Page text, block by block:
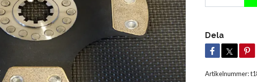
Dela
Artikelnummer: